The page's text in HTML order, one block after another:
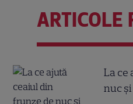
ARTICOLE
La ce
nuc